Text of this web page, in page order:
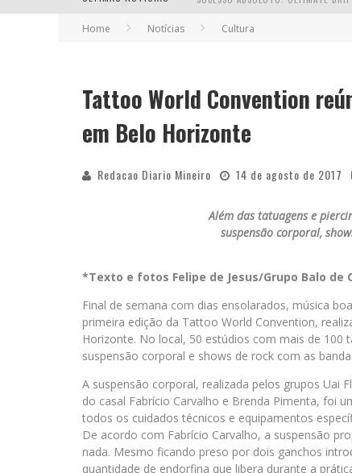
EM ABRIL, BOULEVARD SHOPPING
Home Notícias Cultura
Tattoo World Convention
em Belo Horizonte
Redacao Diario Mineiro 14 de agosto de 2017
Além das tatuagens e
suspensão corporal,
*Texto e fotos Felipe de Jesus/Grupo Balo de
Final de semana com dias ensolarados, música
primeira edição da Tattoo World Convention,
Horizonte. No local, 50 estúdios com mais de
suspensão corporal e shows de rock com as
A suspensão corporal, realizada pelos grupos Uai
do casal Fabrício Carvalho e Brenda Pimenta, foi
todos os cuidados técnicos e equipamentos
De acordo com Fabrício Carvalho, a suspensão
nada. Mesmo ficando preso por dois ganchos
quantidade de endorfina que libera durante a